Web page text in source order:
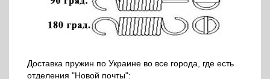
Доставка пружин по Украине во все города, где есть
отделения "Новой почты":